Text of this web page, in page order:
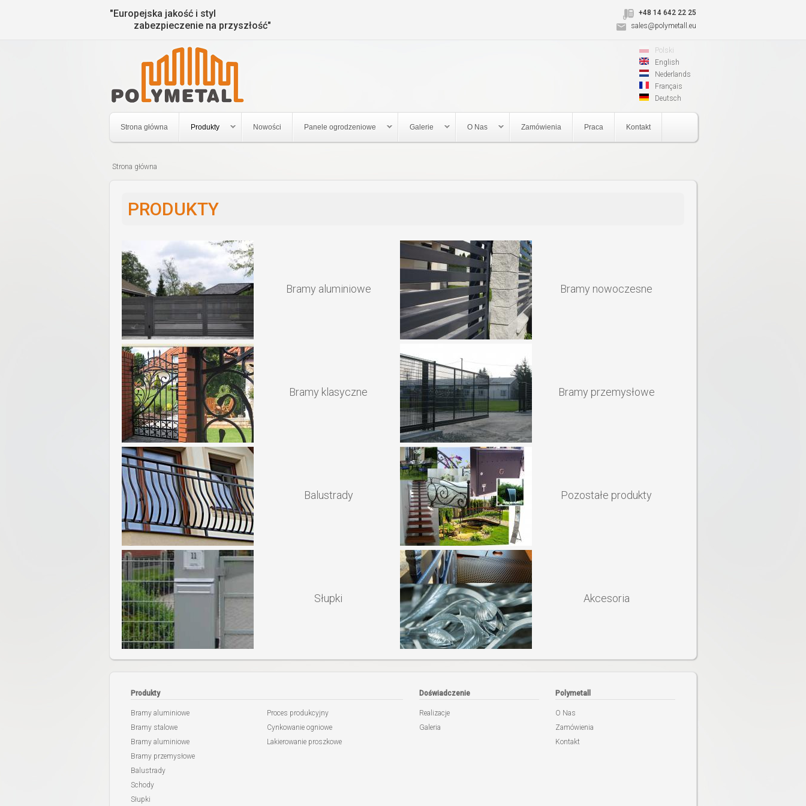
"Europejska jakość i styl
zabezpieczenie na przyszłość"
+48 14 642 22 25
sales@polymetall.eu
Polski
English
Nederlands
Français
Deutsch
Strona główna Produkty Nowości Panele ogrodzeniowe Galerie O Nas Zamówienia Praca Kontakt
tutaj
Strona główna
PRODUKTY
Bramy aluminiowe Bramy nowoczesne
Bramy klasyczne Bramy przemysłowe
Balustrady Pozostałe produkty
Słupki Akcesoria
Produkty
Bramy aluminiowe
Bramy stalowe
Bramy aluminiowe
Bramy przemysłowe
Balustrady
Schody
Słupki
Proces produkcyjny
Cynkowanie ogniowe
Lakierowanie proszkowe
Doświadczenie
Realizacje
Galeria
Polymetall
O Nas
Zamówienia
Kontakt